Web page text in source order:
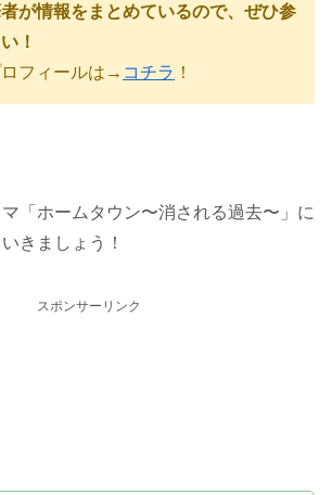
が情報をまとめているので、ぜひ参
！
フィールは→ コチラ ！
「ホームタウン〜消される過去〜」に
きましょう！
スポンサーリンク